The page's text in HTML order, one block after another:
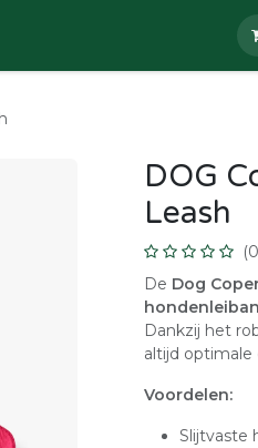
DOG
Leash
De Dog
Dankzij het
altijd optimale
Voordelen:
Slijtvaste